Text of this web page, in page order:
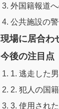
外国籍報道
公共施設の
現場に居合わ
今後の注目点
1. 逃走した
2. 犯人の国
3. 使用され